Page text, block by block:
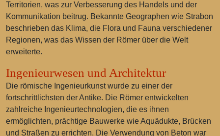
Territorien, was zur Verbesserung des Handels und der
Kommunikation beitrug. Bekannte Geographen wie Strabon
beschrieben das Klima, die Flora und Fauna verschiedener
Regionen, was das Wissen der Römer über die Welt
erweiterte.
Ingenieurwesen und Architektur
Die römische Ingenieurkunst wurde zu einer der
fortschrittlichsten der Antike. Die Römer entwickelten
zahlreiche Ingenieurtechnologien, die es ihnen
ermöglichten, prächtige Bauwerke wie Aquädukte, Brücken
und Straßen zu errichten. Die Verwendung von Beton war